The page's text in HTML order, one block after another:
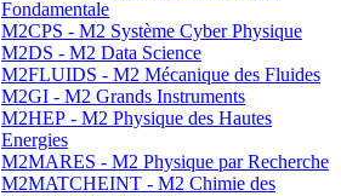
Fondamentale
M2CPS - M2 Système Cyber Physique
M2DS - M2 Data Science
M2FLUIDS - M2 Mécanique des Fluides
M2GI - M2 Grands Instruments
M2HEP - M2 Physique des Hautes
Energies
M2MARES - M2 Physique par Recherche
M2MATCHEINT - M2 Chimie des